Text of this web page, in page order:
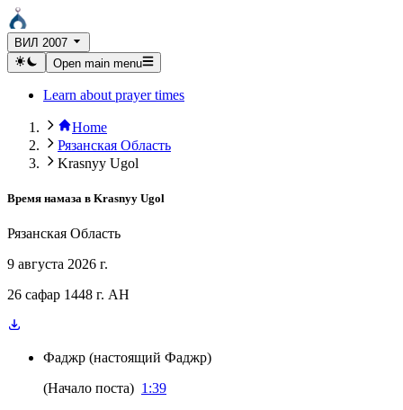
ВИЛ 2007
Open main menu
Learn about prayer times
Home
Рязанская Область
Krasnyy Ugol
Время намаза в Krasnyy Ugol
Рязанская Область
9 августа 2026 г.
26 сафар 1448 г. AH
Фаджр (настоящий Фаджр)
(Начало поста) 1:39